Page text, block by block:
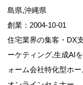
島県,沖縄県
創業：2004-10-01
住宅業界の集客・DX
ーケティング,生成AI
ォーム会社特化型ホ